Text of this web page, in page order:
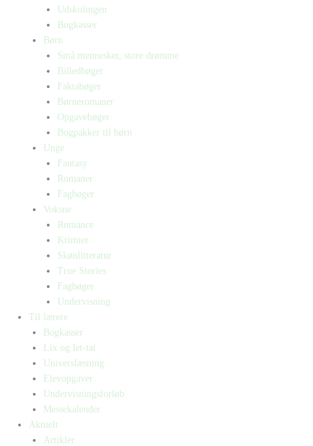
Udskolingen
Bogkasser
Børn
Små mennesker, store drømme
Billedbøger
Faktabøger
Børneromaner
Opgavebøger
Bogpakker til børn
Unge
Fantasy
Romaner
Fagbøger
Voksne
Romance
Krimier
Skønlitteratur
True Stories
Fagbøger
Undervisning
Til lærere
Bogkasser
Lix og let-tal
Universlæsning
Elevopgaver
Undervisningsforløb
Messekalender
Aktuelt
Artikler